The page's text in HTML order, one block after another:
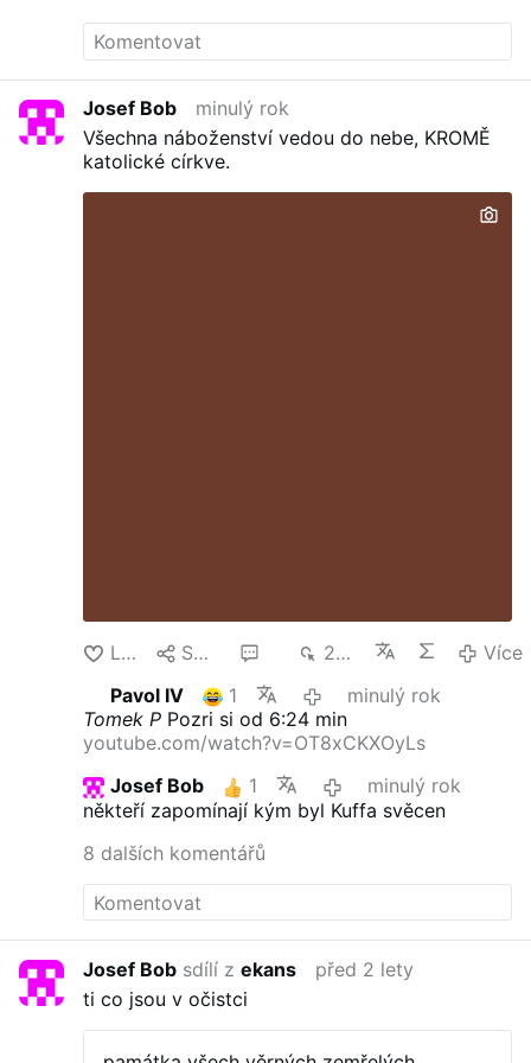
Josef Bob
minulý rok
Všechna náboženství vedou do nebe, KROMĚ
katolické církve.
Lajk Sdílet 2 tis.
Více
Pavol IV
1
minulý rok
Tomek P Pozri si od 6:24 min
youtube.com/watch?v=OT8xCKXOyLs
Josef Bob
1
minulý rok
někteří zapomínají kým byl Kuffa svěcen
8 dalších komentářů
Josef Bob sdílí zekans
před 2 lety
ti co jsou v očistci